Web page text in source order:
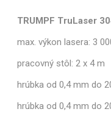
TRUMPF TruLaser
max. výkon lasera: 3
pracovný stôl: 2 x 4 m
hrúbka od 0,4 mm do
hrúbka od 0,4 mm do